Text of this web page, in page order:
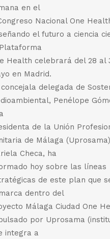
en el
Nacional One
el futuro a ciencia
Health celebrará del 28 al
en Madrid.
delegada de
Penélope
de la Unión
de Málaga
Checa, ha
hoy sobre las líneas
de este plan que
dentro del
Málaga Ciudad One
por Uprosama
integra a